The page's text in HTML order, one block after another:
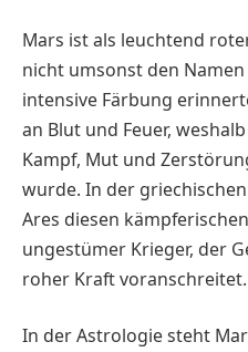
Mars ist als leuchtend
nicht umsonst den
intensive Färbung
an Blut und Feuer,
Kampf, Mut und
wurde. In der
Ares diesen
ungestümer Krieger, der
roher Kraft voranschreitet.
In der Astrologie steht